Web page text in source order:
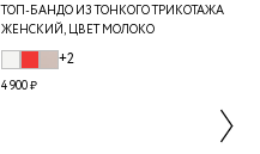
ТОП-БАНДО ИЗ ТОНКОГО ТРИКОТАЖА
ЖЕНСКИЙ, ЦВЕТ МОЛОКО
+2
4 900 ₽